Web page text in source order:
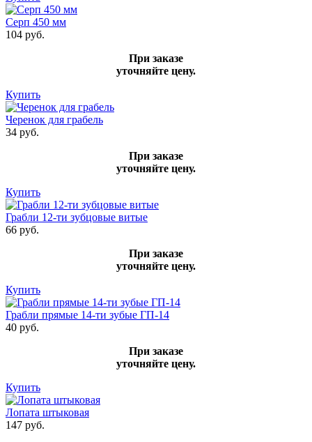
Серп 450 мм
104 руб.
При заказе
уточняйте цену.
Купить
Черенок для грабель
34 руб.
При заказе
уточняйте цену.
Купить
Грабли 12-ти зубцовые витые
66 руб.
При заказе
уточняйте цену.
Купить
Грабли прямые 14-ти зубые ГП-14
40 руб.
При заказе
уточняйте цену.
Купить
Лопата штыковая
147 руб.